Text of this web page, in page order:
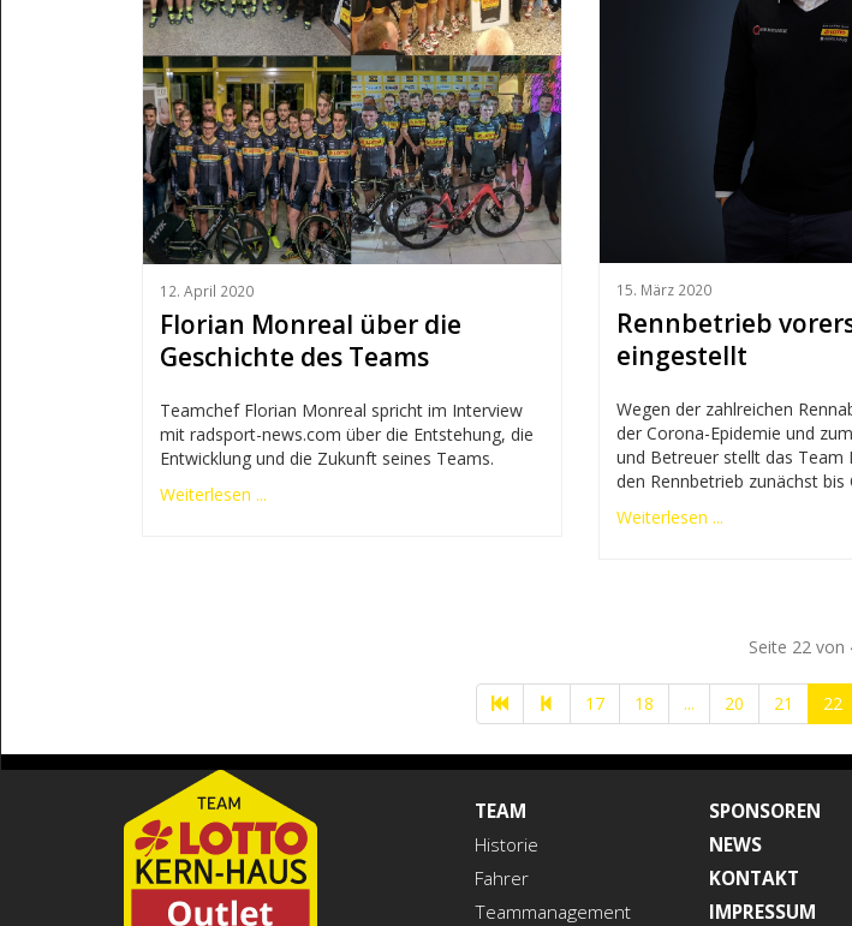
12. April 2020
Florian Monreal über die
Geschichte des Teams
Teamchef Florian Monreal spricht im Interview
mit radsport-news.com über die Entstehung, die
Entwicklung und die Zukunft seines Teams.
Weiterlesen ...
15. März 2020
Rennbetrieb
eingestellt
Wegen der zahlreichen
der Corona-Epidemie und
und Betreuer stellt das Team
den Rennbetrieb zunächst bis
Weiterlesen ...
Seite 22 von
17 18 ... 20 21 22
TEAM
Historie
Fahrer
Teammanagement
SPONSOREN
NEWS
KONTAKT
IMPRESSUM